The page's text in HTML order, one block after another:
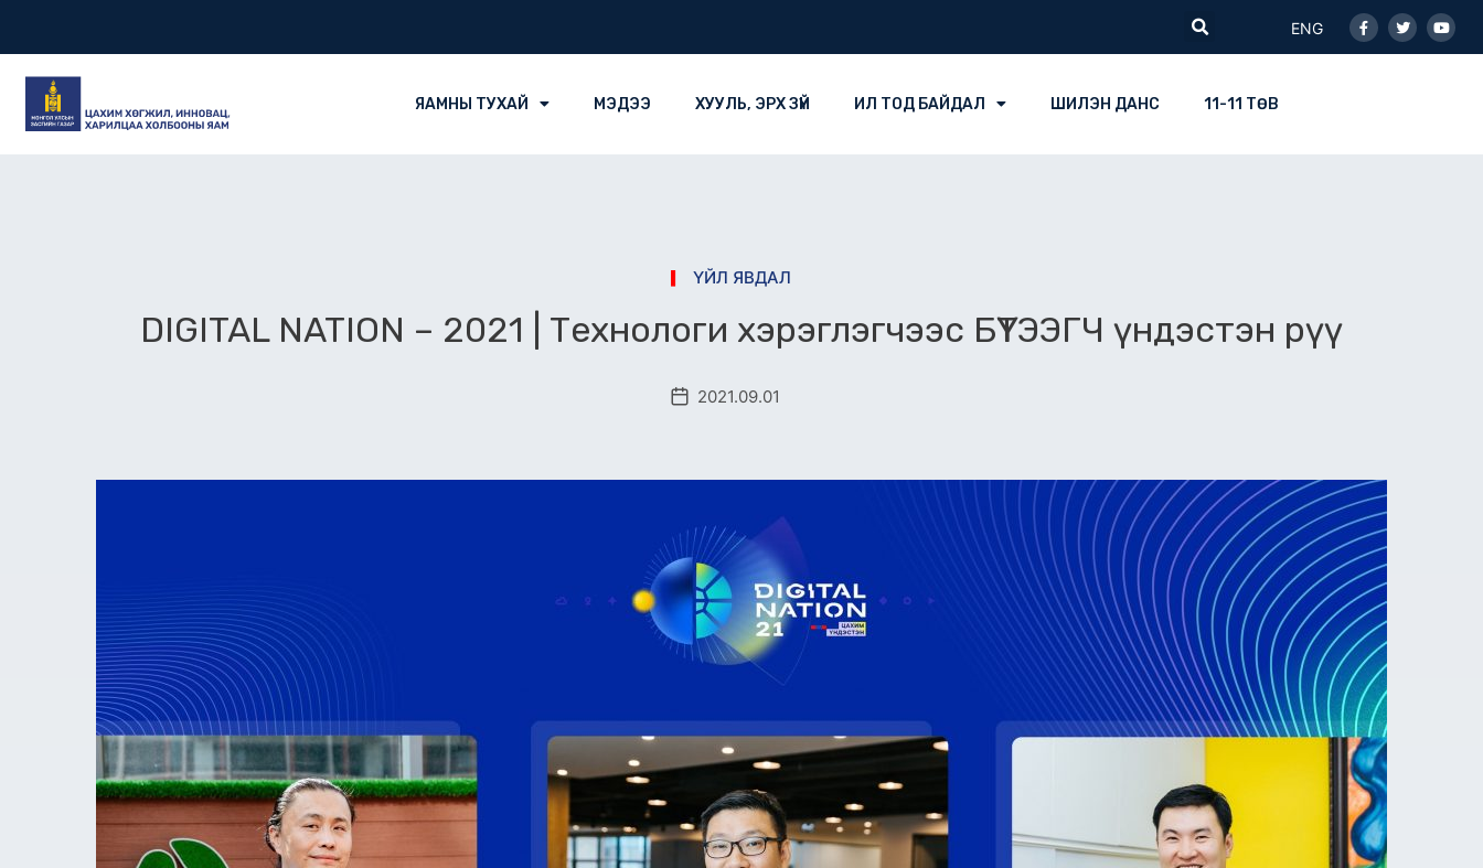
Search
ENG
f
ЯАМНЫ ТУХАЙ МЭДЭЭ ХУУЛЬ, ЭРХ ЗҮЙ ИЛ ТОД БАЙДАЛ ШИЛЭН ДАНС 11-11 ТӨВ
ҮЙЛ ЯВДАЛ
DIGITAL NATION – 2021 | Технологи хэрэглэгчээс БҮТЭЭГЧ үндэстэн рүү
2021.09.01